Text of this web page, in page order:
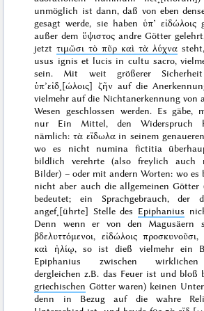
unmöglich ist dann, daß von eben
gesagt werde, sie haben ὑπ’ εἰδώλοις
außer dem ὕψιστοςandre Götter
jetztτιμῶσι τὸ πῦρ καὶ τὰ λύχνα
usus ignis et lucis in cultu sacro,
sein. Mit weit größerer
ὑπ’εἰδ˖[ώλοις] ζῆνauf die
vielmehr auf die Nichtanerkennung von
Wesen geschlossen werden. Es gäbe,
nur Ein Mittel, den Widerspruch
nämlich: τὰ εἴδωλαin seinem
wo es nicht numina fictitia
bildlich verehrte (also freylich auch
Bilder) – oder mit andern Worten: wo es
nicht aber auch dieallgemeinen Götter
bedeutet; ein Sprachgebrauch,
angef˖[ührte] Stelle des Epiphanius
Denn wenn er von den Magusäern
βδελυττόμενοι, εἰδώλοις
καὶ ἡλίῳ, so ist dieß vielmehr ein
Epiphanius zwischenwirklichen
dergleichen z.B. das Feuer ist und bloß
griechischen Götter waren) keinen
denn in Bezug auf die wahre